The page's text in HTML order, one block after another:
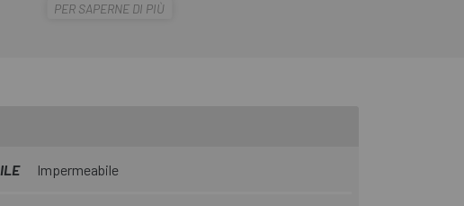
per CO2 e leva per pneumatici.
PER SAPERNE DI PIÙ
Impermeabile